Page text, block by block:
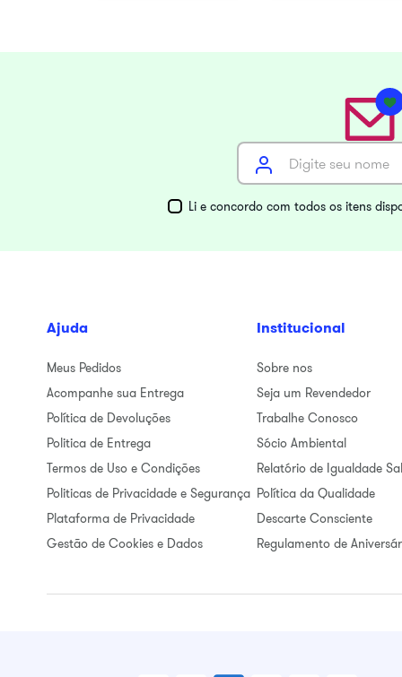
Li e concordo com todos os itens
Ajuda
Meus Pedidos
Acompanhe sua Entrega
Política de Devoluções
Politica de Entrega
Termos de Uso e Condições
Politicas de Privacidade e Segurança
Plataforma de Privacidade
Gestão de Cookies e Dados
Institucional
Sobre nos
Seja um Revendedor
Trabalhe Conosco
Sócio Ambiental
Relatório de Igualdade
Política da Qualidade
Descarte Consciente
Regulamento de